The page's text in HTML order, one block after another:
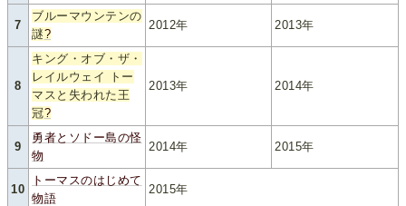
7
ブルーマウンテンの
謎?
2012年 2013年
8
キング・オブ・ザ・
レイルウェイ トー
マスと失われた王
冠?
2013年 2014年
9
勇者とソドー島の怪
物
2014年 2015年
10
トーマスのはじめて
物語
2015年